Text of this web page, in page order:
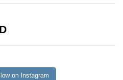
on Instagram